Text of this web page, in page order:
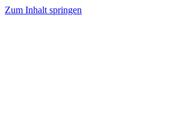
Zum Inhalt springen